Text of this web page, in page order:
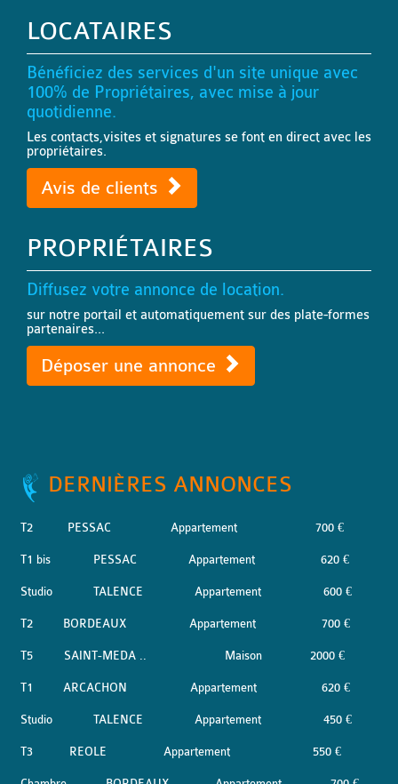
LOCATAIRES
Bénéficiez des services d'un site unique avec
100% de Propriétaires, avec mise à jour
quotidienne.
Les contacts,visites et signatures se font en direct avec les
propriétaires.
Avis de clients
PROPRIÉTAIRES
Diffusez votre annonce de location.
sur notre portail et automatiquement sur des plate-formes
partenaires...
Déposer une annonce
DERNIÈRES ANNONCES
T2 PESSAC Appartement 700 €
T1 bis PESSAC Appartement 620 €
Studio TALENCE Appartement 600 €
T2 BORDEAUX Appartement 700 €
T5 SAINT-MEDA .. Maison 2000 €
T1 ARCACHON Appartement 620 €
Studio TALENCE Appartement 450 €
T3 REOLE Appartement 550 €